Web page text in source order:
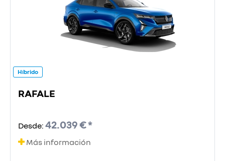
Híbrido
RAFALE
Desde: 42.039 € *
Más información